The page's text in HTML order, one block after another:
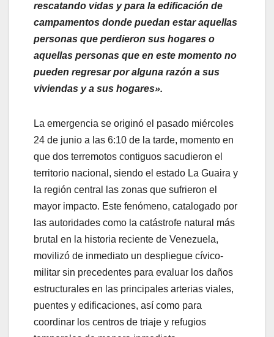
rescatando vidas y para la edificación de
campamentos donde puedan estar aquellas
personas que perdieron sus hogares o
aquellas personas que en este momento no
pueden regresar por alguna razón a sus
viviendas y a sus hogares».
​La emergencia se originó el pasado miércoles
24 de junio a las 6:10 de la tarde, momento en
que dos terremotos contiguos sacudieron el
territorio nacional, siendo el estado La Guaira y
la región central las zonas que sufrieron el
mayor impacto. Este fenómeno, catalogado por
las autoridades como la catástrofe natural más
brutal en la historia reciente de Venezuela,
movilizó de inmediato un despliegue cívico-
militar sin precedentes para evaluar los daños
estructurales en las principales arterias viales,
puentes y edificaciones, así como para
coordinar los centros de triaje y refugios